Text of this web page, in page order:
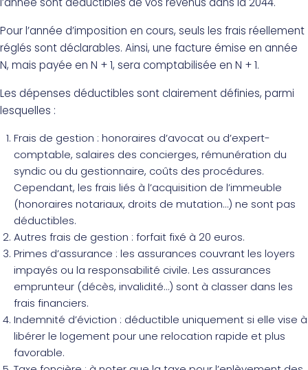
Pour l’année d’imposition en cours, seuls les frais réellement
réglés sont déclarables. Ainsi, une facture émise en année
N, mais payée en N + 1, sera comptabilisée en N + 1.
Les dépenses déductibles sont clairement définies, parmi
lesquelles :
Frais de gestion : honoraires d’avocat ou d’expert-
comptable, salaires des concierges, rémunération du
syndic ou du gestionnaire, coûts des procédures.
Cependant, les frais liés à l’acquisition de l’immeuble
(honoraires notariaux, droits de mutation…) ne sont pas
déductibles.
Autres frais de gestion : forfait fixé à 20 euros.
Primes d’assurance : les assurances couvrant les loyers
impayés ou la responsabilité civile. Les assurances
emprunteur (décès, invalidité…) sont à classer dans les
frais financiers.
Indemnité d’éviction : déductible uniquement si elle vise à
libérer le logement pour une relocation rapide et plus
favorable.